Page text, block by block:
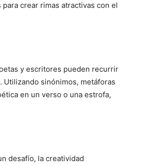
crear rimas atractivas con el
y escritores pueden recurrir
Utilizando sinónimos, metáforas
en un verso o una estrofa,
desafío, la creatividad